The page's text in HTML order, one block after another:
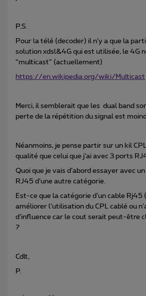
P.S.
Pour la télé (decoder) il n’y a que la
solution xdsl&4G qui est utilisée, le 4G
“multicast” (actuellement)
https://en.wikipedia.org/wiki/Multicast
Merci, il semblerait que les dual band
perte de la répétition du signal est
Néanmoins, je pense partir sur un kil
qualité que celui que j’ai avec 3 ports
Quoi que je vais d’abord essayer avec
RJ45 d’une autre catégorie.
Est-ce que la catégorie d’un cable Rj45
améliorer l’utilisation du CPL cablé ou
d’influence car le cout serait peut-être
?
Cdlt,
P.